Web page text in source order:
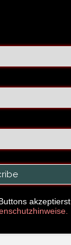
akzeptierst